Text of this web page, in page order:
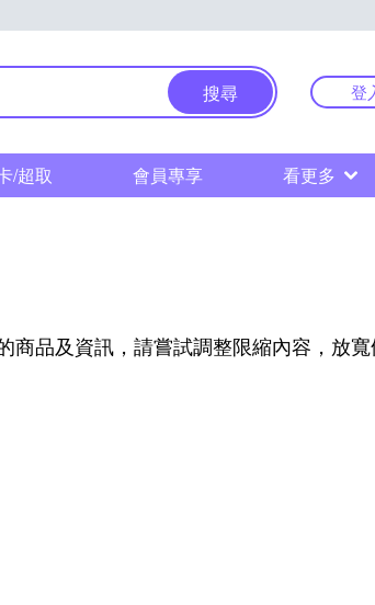
搜尋 登
/超取 會員專享 看更多
商品及資訊，請嘗試調整限縮內容，放寬